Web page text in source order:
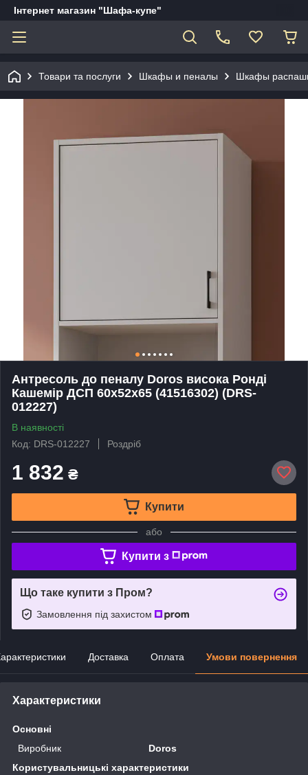
Інтернет магазин "Шафа-купе"
Товари та послуги Шкафы и пеналы Шкафы
Антресоль до пеналу Doros висока Ронді
Кашемір ДСП 60х52х65 (41516302) (DRS-
012227)
В наявності
Код: DRS-012227
Роздріб
1 832 ₴
Купити
або
Купити з
Що таке купити з Пром?
Замовлення під захистом
Доставка Оплата Умови повернення
Характеристики
Основні
Виробник
Doros
Користувальницькі характеристики